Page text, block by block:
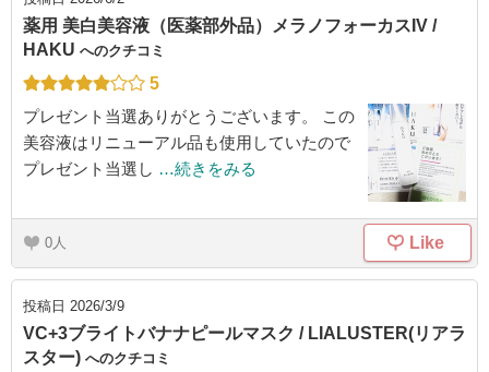
薬用 美白美容液（医薬部外品）メラノフォーカスIV /
HAKU へのクチコミ
5
プレゼント当選ありがとうございます。 この
美容液はリニューアル品も使用していたので
プレゼント当選し …続きをみる
0 Like
投稿日 2026/3/9
VC+3ブライトバナナピールマスク / LIALUSTER(リアラ
スター) へのクチコミ